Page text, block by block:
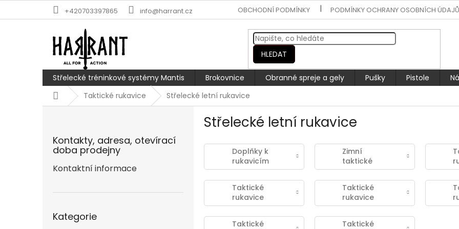
+420703397865 info@harrant.cz OBCHODNÍ PODMÍNKY PODMÍNKY OCHRANY OSOBNÍCH ÚDAJŮ
HLEDAT
Střelecké tréninkové systémy Mantis Brokovnice Obranné spreje a gely Pušky Pistole
DomůTaktické rukavice Střelecké letní rukavice
Kontakty, adresa, otevírací
doba prodejny
Kontaktní informace
kategorie
Kategorie
Střelecké letní rukavice
Doplňky k
rukavicím
Viktos
Zimní
taktické
rukavice
Taktické
rukavice
Viktos Kadre
Taktické
rukavice
Viktos
Operatus
Taktické
Taktické